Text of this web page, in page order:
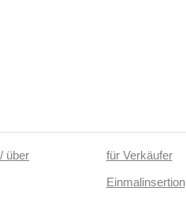
über
für Verkäufer
Einmalinsertion